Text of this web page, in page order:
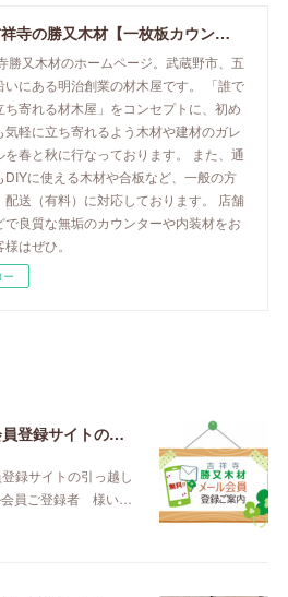
東京・吉祥寺の勝又木材【一枚板カウンター】
勝又木材のホームページ。武蔵野市、五
いにある明治創業の材木屋です。 「誰で
ち寄れる材木屋」をコンセプトに、初め
気軽に立ち寄れるよう木材や建材のガレ
を春と秋に行なっております。 また、通
DIYに使える木材や合板など、一般の方
配送（有料）に対応しております。 店舗
で良質な無垢のカウンターや内装材をお
はぜひ。
ー
再登録のご案内：メール会員登録サイトの引っ越し【2020年3月】
録サイトの引っ越し
会員ご登録者 様い…